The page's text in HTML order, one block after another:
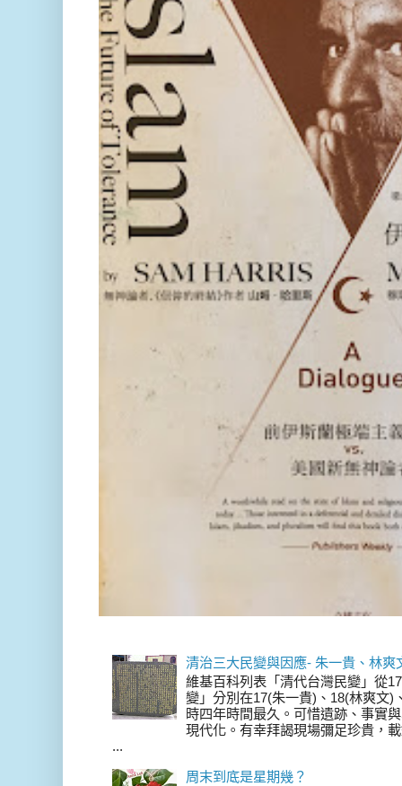
清治三大民變與因應- 朱一貴、林爽
維基百科列表「清代台灣民變」從
變」分別在17(朱一貴)、18(林爽文)
時四年時間最久。可惜遺跡、事實
現代化。有幸拜謁現場彌足珍貴，
...
周末到底是星期幾？